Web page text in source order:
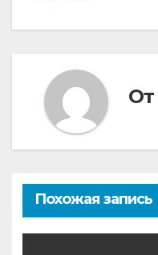
От
Похожая запись